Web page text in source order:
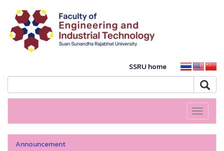
SSRU home
Toggle
Announcement